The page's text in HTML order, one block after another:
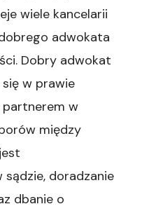
wiele kancelarii
adwokata
Dobry adwokat
się w prawie
w
między
doradzanie
dbanie o